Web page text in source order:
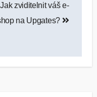
Jak zviditelnit váš e-
na Upgates?